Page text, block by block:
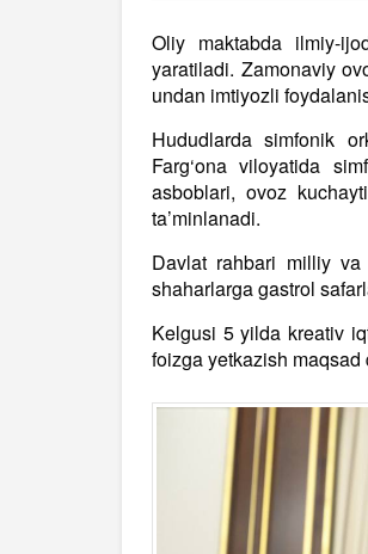
Oliy maktabda ilmiy-
yaratiladi. Zamonaviy
undan imtiyozli
Hududlarda simfonik
Farg‘ona viloyatida
asboblari, ovoz
ta’minlanadi.
Davlat rahbari milliy
shaharlarga gastrol
Kelgusi 5 yilda kreativ
foizga yetkazish maqsad